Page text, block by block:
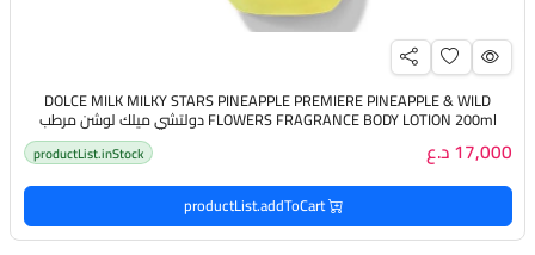
DOLCE MILK MILKY STARS PINEAPPLE PREMIERE PINEAPPLE & WILD
FLOWERS FRAGRANCE BODY LOTION 200ml دولتشي ميلك لوشن مرطب
ومعطر للجسم بخلاصة الاناناس والازهار البيضاء 17,000 د.ع productList.inStock
productList.addToCart